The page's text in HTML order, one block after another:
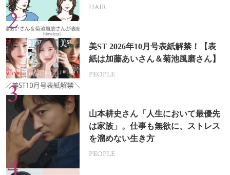
HAIR
美ST 2026年10月号表紙解禁！【表
紙は加藤あいさん＆菊池風磨さん】
PEOPLE
山本耕史さん「人生において最優先
は家族」。仕事も無欲に、ストレス
を溜めない生き方
PEOPLE